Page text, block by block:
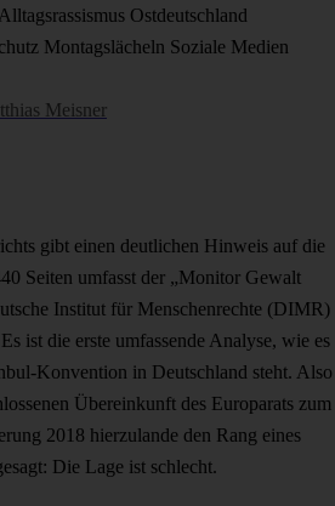
Alltagsrassismus Ostdeutschland
Montagslächeln Soziale Medien
Meisner
gibt einen deutlichen Hinweis auf die
Seiten umfasst der „Monitor Gewalt
Institut für Menschenrechte (DIMR)
ist die erste umfassende Analyse, wie es
Konvention in Deutschland steht. Also
Übereinkunft des Europarats zum
2018 hierzulande den Rang eines
Die Lage ist schlecht.